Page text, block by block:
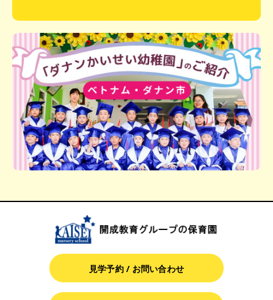
見学予約 / お問い合わせ